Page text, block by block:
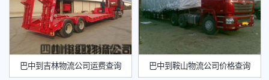
巴中到吉林物流公司运费查询 巴中到鞍山物流公司价格查询